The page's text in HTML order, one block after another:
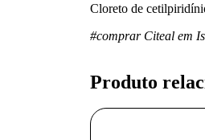
Cloreto de
#comprar Citeal em
Produto